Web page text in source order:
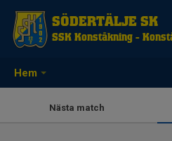
Hem
SÖDERTÄLJE SK
SSK Konståkning -
Nästa match